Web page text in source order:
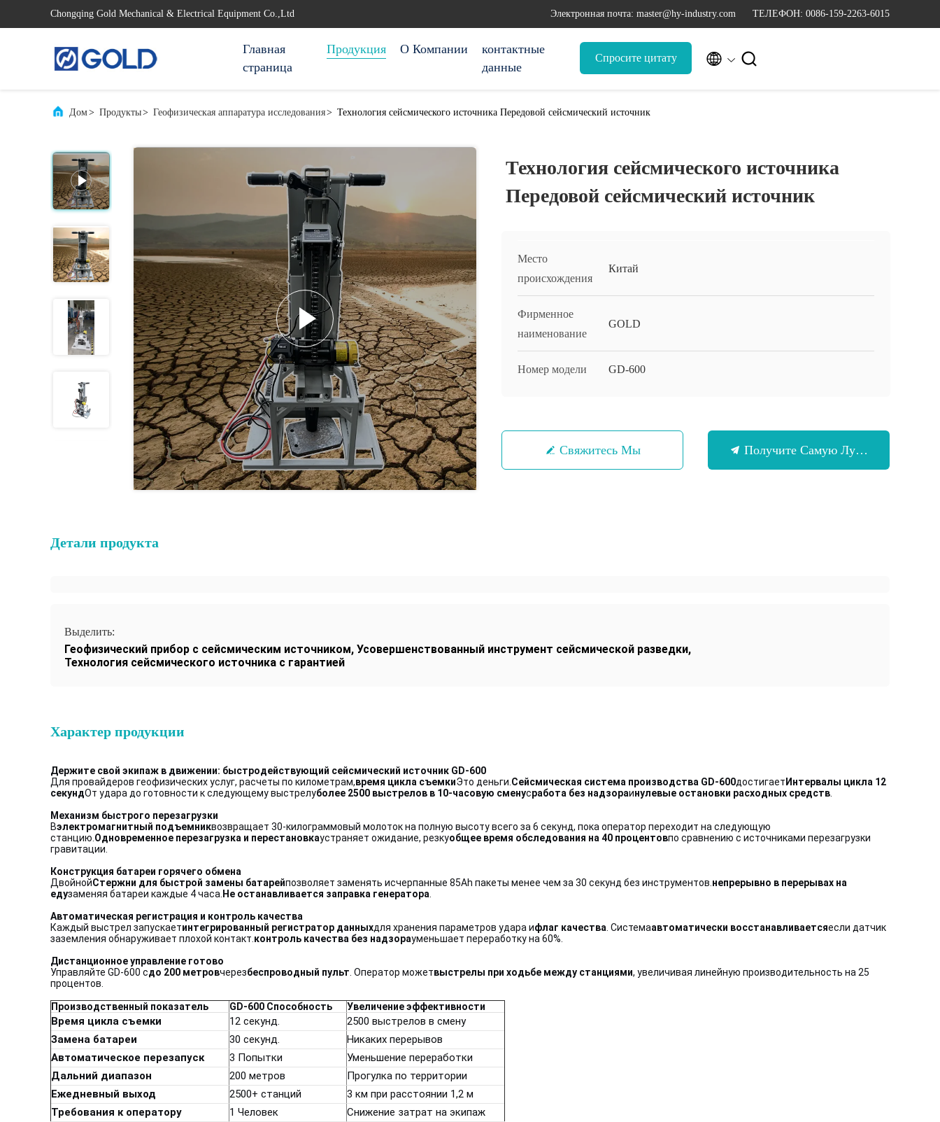
Chongqing Gold Mechanical & Electrical Equipment Co.,Ltd Электронная почта: master@hy-industry.com ТЕЛЕФОН: 0086-159-2263-6015
Главная
страница
Продукция О Компании
контактные
данные
Спросите цитату  
Дом> Продукты> Геофизическая аппаратура исследования> Технология сейсмического источника Передовой сейсмический источник
Технология сейсмического источника
Передовой сейсмический источник
Место
происхождения
Китай
Фирменное
наименование
GOLD
Номер модели GD-600
Свяжитесь Мы Получите Самую Лучшую Цену
Детали продукта
Выделить:
Геофизический прибор с сейсмическим источником, Усовершенствованный инструмент сейсмической разведки,
Технология сейсмического источника с гарантией
Характер продукции
Держите свой экипаж в движении: быстродействующий сейсмический источник GD-600
Для провайдеров геофизических услуг, расчеты по километрам,время цикла съемкиЭто деньги. Сейсмическая система производства GD-600достигает Интервалы цикла 12
секундОт удара до готовности к следующему выстрелуболее 2500 выстрелов в 10-часовую сменусработа без надзораинулевые остановки расходных средств
Механизм быстрого перезагрузки
Вэлектромагнитный подъемниквозвращает 30-килограммовый молоток на полную высоту всего за 6 секунд, пока оператор переходит на следующую
станцию. Одновременное перезагрузка и перестановкаустраняет ожидание, резкуобщее время обследования на 40 процентовпо сравнению с источниками перезагрузки
гравитации.
Конструкция батареи горячего обмена
ДвойнойСтержни для быстрой замены батарейпозволяет заменять исчерпанные 85Ah пакеты менее чем за 30 секунд без инструментов. непрерывно в перерывах на
едузаменяя батареи каждые 4 часа. Не останавливается заправка генератора
Автоматическая регистрация и контроль качества
Каждый выстрел запускаетинтегрированный регистратор данныхдля хранения параметров удара ифлаг качества . Системаавтоматически восстанавливаетсяесли датчик
заземления обнаруживает плохой контакт. контроль качества без надзорауменьшает переработку на 60%.
Дистанционное управление готово
Управляйте GD-600 сдо 200 метровчерезбеспроводный пульт . Оператор можетвыстрелы при ходьбе между станциями, увеличивая линейную производительность на 25
процентов.
Производственный показатель GD-600 Способность Увеличение эффективности
Время цикла съемки 12 секунд.
2500 выстрелов в смену
Замена батареи
30 секунд.
Никаких перерывов
Автоматическое перезапуск
3 Попытки
Уменьшение переработки
Дальний диапазон
200 метров
Прогулка по территории
Ежедневный выход
2500+ станций
3 км при расстоянии 1,2 м
Требования к оператору
1 Человек Снижение затрат на экипаж